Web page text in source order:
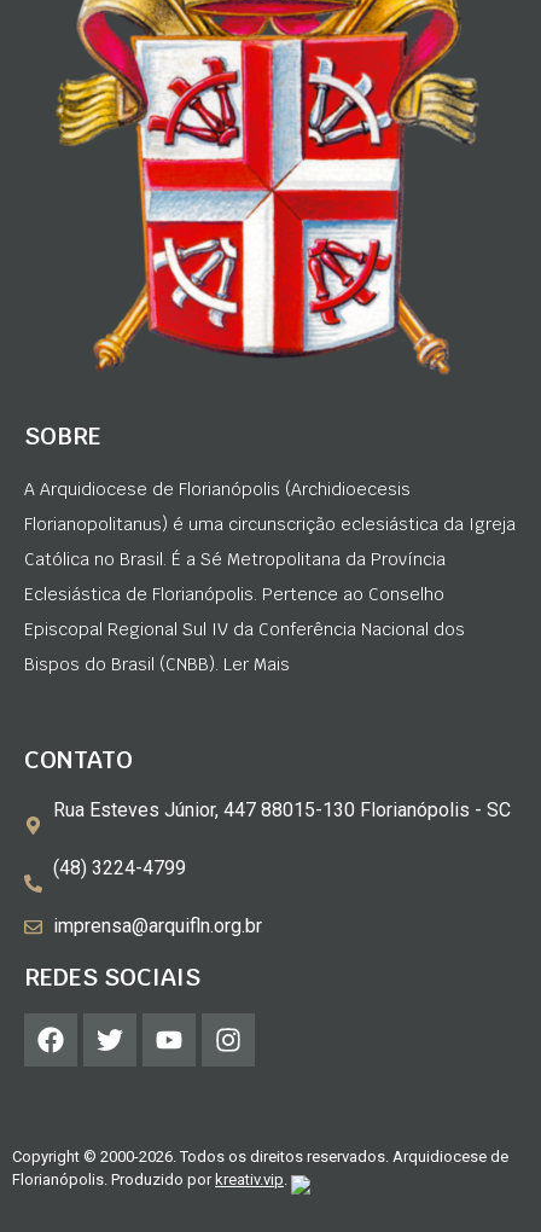
SOBRE
A Arquidiocese de Florianópolis (Archidioecesis
Florianopolitanus) é uma circunscrição eclesiástica da Igreja
Católica no Brasil. É a Sé Metropolitana da Província
Eclesiástica de Florianópolis. Pertence ao Conselho
Episcopal Regional Sul IV da Conferência Nacional dos
Bispos do Brasil (CNBB). Ler Mais
CONTATO
Rua Esteves Júnior, 447 88015-130 Florianópolis - SC
(48) 3224-4799
imprensa@arquifln.org.br
REDES SOCIAIS
Copyright © 2000-2026. Todos os direitos reservados. Arquidiocese de
Florianópolis. Produzido por kreativ.vip.